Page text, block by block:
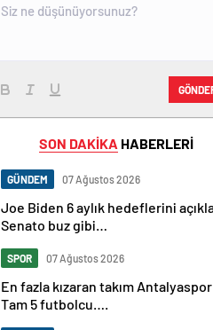
SON DAKİKA HABERLERİ
GÜNDEM 07 Ağustos 2026
Joe Biden 6 aylık hedeflerini
Senato buz gibi…
SPOR 07 Ağustos 2026
En fazla kızaran takım
Tam 5 futbolcu….